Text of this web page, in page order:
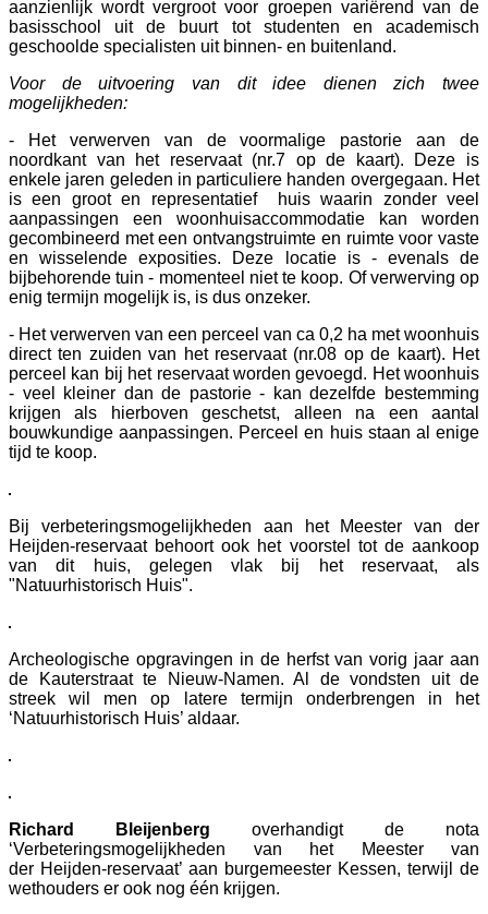
aanzienlijk wordt vergroot voor groepen variërend van de
basisschool uit de buurt tot studenten en academisch
geschoolde specialisten uit binnen- en buitenland.
Voor de uitvoering van dit idee dienen zich twee
mogelijkheden:
- Het verwerven van de voormalige pastorie aan de
noordkant van het reservaat (nr.7 op de kaart). Deze is
enkele jaren geleden in particuliere handen overgegaan. Het
is een groot en representatief huis waarin zonder veel
aanpassingen een woonhuisaccommodatie kan worden
gecombineerd met een ontvangstruimte en ruimte voor vaste
en wisselende exposities. Deze locatie is - evenals de
bijbehorende tuin - momenteel niet te koop. Of verwerving op
enig termijn mogelijk is, is dus onzeker.
- Het verwerven van een perceel van ca 0,2 ha met woonhuis
direct ten zuiden van het reservaat (nr.08 op de kaart). Het
perceel kan bij het reservaat worden gevoegd. Het woonhuis
- veel kleiner dan de pastorie - kan dezelfde bestemming
krijgen als hierboven geschetst, alleen na een aantal
bouwkundige aanpassingen. Perceel en huis staan al enige
tijd te koop.
Bij verbeteringsmogelijkheden aan het Meester van der
Heijden-reservaat behoort ook het voorstel tot de aankoop
van dit huis, gelegen vlak bij het reservaat, als
"Natuurhistorisch Huis".
Archeologische opgravingen in de herfst van vorig jaar aan
de Kauterstraat te Nieuw-Namen. Al de vondsten uit de
streek wil men op latere termijn onderbrengen in het
‘Natuurhistorisch Huis’ aldaar.
Richard Bleijenberg overhandigt de nota
‘Verbeteringsmogelijkheden van het Meester van
der Heijden-reservaat’ aan burgemeester Kessen, terwijl de
wethouders er ook nog één krijgen.